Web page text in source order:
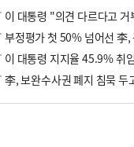
李, 보완수사권 폐지 침묵 두